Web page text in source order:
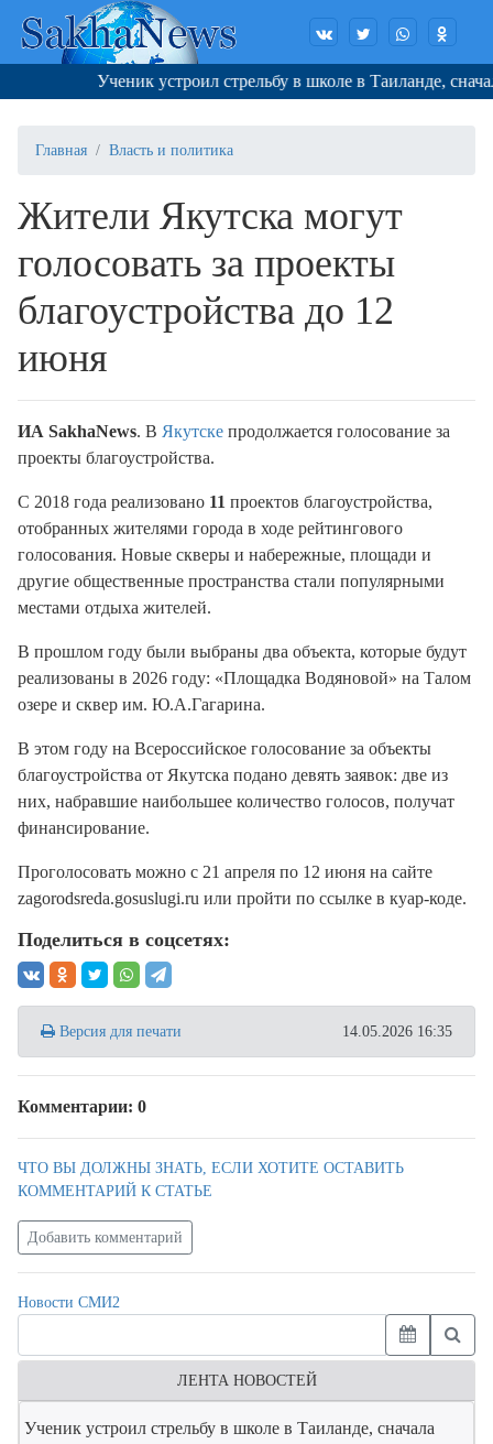
Ученик устроил стрельбу в школе в Таиланде,
Главная Власть и политика
Жители Якутска могут
голосовать за проекты
благоустройства до 12
июня
ИА SakhaNews. В Якутске продолжается голосование за
проекты благоустройства.
С 2018 года реализовано 11 проектов благоустройства,
отобранных жителями города в ходе рейтингового
голосования. Новые скверы и набережные, площади и
другие общественные пространства стали популярными
местами отдыха жителей.
В прошлом году были выбраны два объекта, которые будут
реализованы в 2026 году: «Площадка Водяновой» на Талом
озере и сквер им. Ю.А.Гагарина.
В этом году на Всероссийское голосование за объекты
благоустройства от Якутска подано девять заявок: две из
них, набравшие наибольшее количество голосов, получат
финансирование.
Проголосовать можно с 21 апреля по 12 июня на сайте
zagorodsreda.gosuslugi.ru или пройти по ссылке в куар-коде.
Поделиться в соцсетях:
Версия для печати 14.05.2026 16:35
Комментарии: 0
ЧТО ВЫ ДОЛЖНЫ ЗНАТЬ, ЕСЛИ ХОТИТЕ ОСТАВИТЬ
КОММЕНТАРИЙ К СТАТЬЕ
Добавить комментарий
Новости СМИ2
ЛЕНТА НОВОСТЕЙ
Ученик устроил стрельбу в школе в Таиланде, сначала